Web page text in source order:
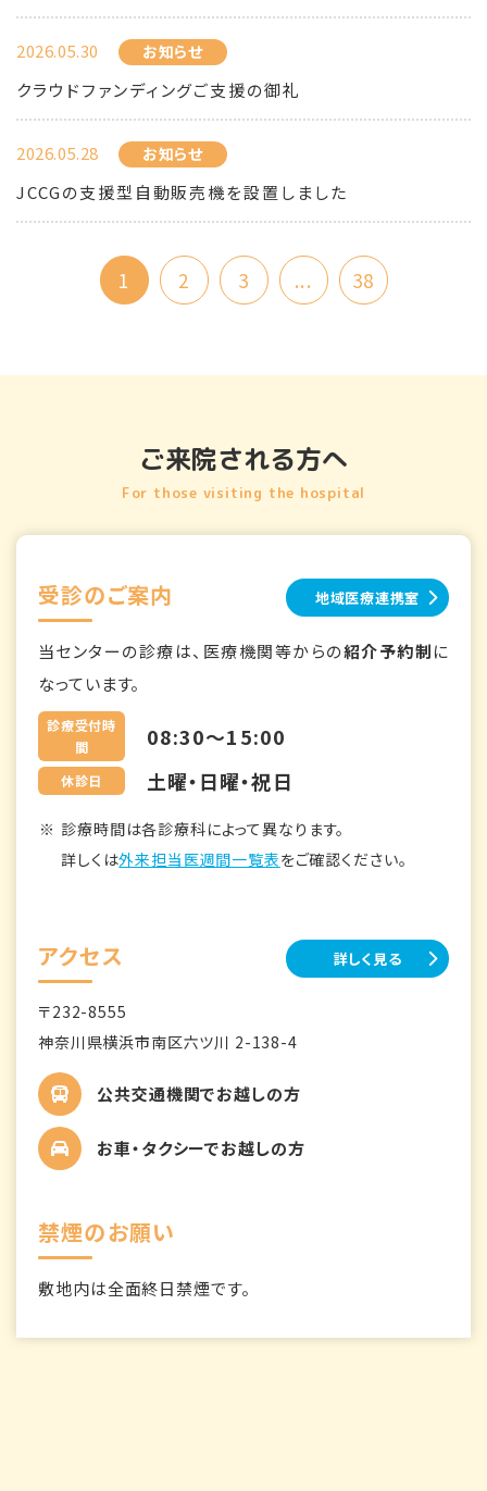
2026.05.30 お知らせ
クラウドファンディングご支援の御礼
2026.05.28 お知らせ
JCCGの支援型自動販売機を設置しました
1 2 3 ... 38
ご来院される方へ
For those visiting the hospital
受診のご案内 地域医療連携室
当センターの診療は、医療機関等からの紹介予約制に
なっています。
診療受付時
間
08:30～15:00
休診日 土曜・日曜・祝日
診療時間は各診療科によって異なります。
詳しくは外来担当医週間一覧表をご確認ください。
アクセス 詳しく見る
〒232-8555
神奈川県横浜市南区六ツ川 2-138-4
公共交通機関でお越しの方
お車・タクシーでお越しの方
禁煙のお願い
敷地内は全面終日禁煙です。